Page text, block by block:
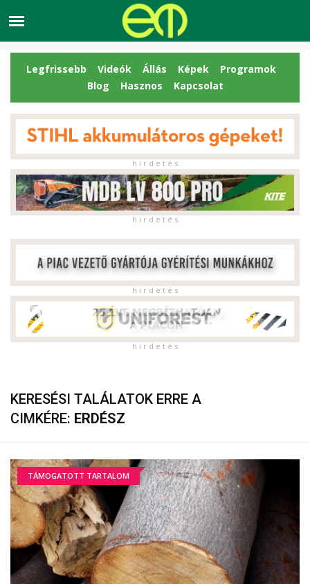
Legfrissebb Videók Állás Képek
Programok
Blog
Hasznos Kapcsolat
h i r d e t é s
h i r d e t é s
h i r d e t é s
h i r d e t é s
KERESÉSI TALÁLATOK ERRE A
CIMKÉRE: ERDÉSZ
TÁMOGATOTT TARTALOM